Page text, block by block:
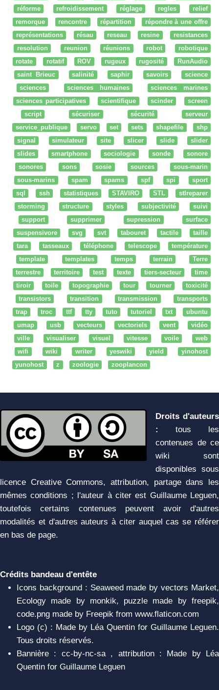
réforme
refroidissement réglage regles
relief
remorque
rencontre répartition
répondre à une offre
représentations
résau reseau resine
resistances
resolution
reunion réunions robot
robotique
rotate
rotatif ROV rugeux rugosité
RunAudio
saint Brieuc
salinité saphir savoirs
science
sciences
sciences humaines
sciences marines
sciences participatives
scientifique scinder
screen
script
sécuriser sécurité
serveur
service_publique
servo set sets shapefile
shp
signal
simulateur site slicer slide
slider
slides
smartphone sociologie sonde
sonore
sonores
sons sosie sources
sous-marin
sous-marins
spam spams spf spi
sport
sql
ssh statistiques STAVIRO STL
stlreparer
storming
structure styles subjectivité
suivi
support
supprimer supression
surface
suspensivore
svg svt tabouret tactile
taille
tara
tasseaux téléphone telescope
température
template
templates temps terrain
Terre
terrestre
territoire test texte tiers-secteur
time
tiroir
toile topographie tour tourner
toxicité
transistors
transition transmission
transports
trap
troc ttf tty tuto tutoriel txt
ubuntu
umap
usb vecteurs vectoriels vent
vidéo
ville
visualiser visuel vitesse voile
web
wifi
wiki writer yeswiki yield
yinohost
yunohost
z zoologie zooplancon
Droits d'auteurs
:
tous les
contenues de ce
wiki sont
disponibles sous
licence Creative Commons, attribution, partage dans les
mêmes conditions ; l'auteur à citer est Guillaume Leguen,
toutefois certains contenues peuvent avoir d'autres
modalités et d'autres auteurs à citer auquel cas se référer
en bas de page.
Crédits bandeau d'entête
Icons background : Seaweed made by vectors Market,
Ecology made by monkik, puzzle made by freepik,
code.png made by Freepik from www.flaticon.com
Logo (c) : Made by Léa Quentin for Guillaume Leguen.
Tous droits réservés.
Bannière : cc-by-nc-sa , attribution : Made by Léa
Quentin for Guillaume Leguen